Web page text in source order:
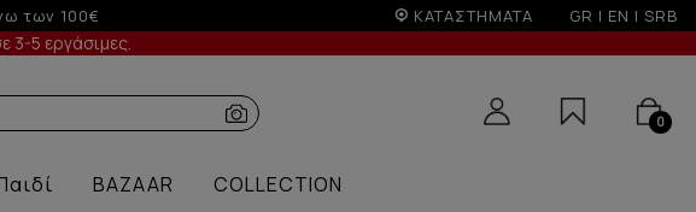
200€ σε περίοδο εκπτώσεων ΚΑΤΑΣΤΗΜΑΤΑ GR | EN | SRB
5 εργάσιμες.
0
BAZAAR COLLECTION